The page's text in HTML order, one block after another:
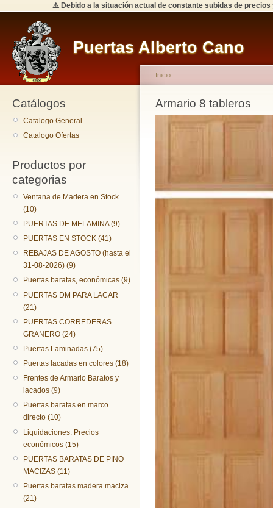
⚠️ Debido a la situación actual de constante subidas de
Puertas Alberto Cano
Catálogos
Catalogo General
Catalogo Ofertas
Productos por
categorias
Ventana de Madera en Stock
(10)
PUERTAS DE MELAMINA (9)
PUERTAS EN STOCK (41)
REBAJAS DE AGOSTO (hasta el
31-08-2026) (9)
Puertas baratas, económicas (9)
PUERTAS DM PARA LACAR
(21)
PUERTAS CORREDERAS
GRANERO (24)
Puertas Laminadas (75)
Puertas lacadas en colores (18)
Frentes de Armario Baratos y
lacados (9)
Puertas baratas en marco
directo (10)
Liquidaciones. Precios
económicos (15)
PUERTAS BARATAS DE PINO
MACIZAS (11)
Puertas baratas madera maciza
(21)
Inicio
Armario 8 tableros